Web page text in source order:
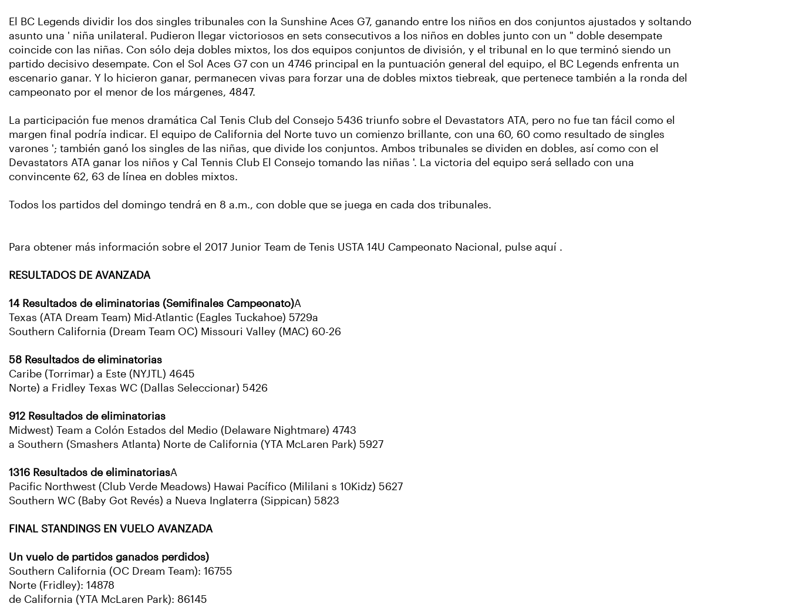
El BC Legends dividir los dos singles tribunales con la Sunshine Aces G7, ganando entre los niños en dos conjuntos ajustados y soltando
asunto una ' niña unilateral. Pudieron llegar victoriosos en sets consecutivos a los niños en dobles junto con un " doble desempate
coincide con las niñas. Con sólo deja dobles mixtos, los dos equipos conjuntos de división, y el tribunal en lo que terminó siendo un
partido decisivo desempate. Con el Sol Aces G7 con un 4746 principal en la puntuación general del equipo, el BC Legends enfrenta un
escenario ganar. Y lo hicieron ganar, permanecen vivas para forzar una de dobles mixtos tiebreak, que pertenece también a la ronda del
campeonato por el menor de los márgenes, 4847.
La participación fue menos dramática Cal Tenis Club del Consejo 5436 triunfo sobre el Devastators ATA, pero no fue tan fácil como el
margen final podría indicar. El equipo de California del Norte tuvo un comienzo brillante, con una 60, 60 como resultado de singles
varones '; también ganó los singles de las niñas, que divide los conjuntos. Ambos tribunales se dividen en dobles, así como con el
Devastators ATA ganar los niños y Cal Tennis Club El Consejo tomando las niñas '. La victoria del equipo será sellado con una
convincente 62, 63 de línea en dobles mixtos.
Todos los partidos del domingo tendrá en 8 a.m., con doble que se juega en cada dos tribunales.
Para obtener más información sobre el 2017 Junior Team de Tenis USTA 14U Campeonato Nacional, pulse aquí .
RESULTADOS DE AVANZADA
14 Resultados de eliminatorias (Semifinales Campeonato)A
Texas (ATA Dream Team) Mid-Atlantic (Eagles Tuckahoe) 5729a
Southern California (Dream Team OC) Missouri Valley (MAC) 60-26
58 Resultados de eliminatorias
Caribe (Torrimar) a Este (NYJTL) 4645
Norte) a Fridley Texas WC (Dallas Seleccionar) 5426
912 Resultados de eliminatorias
Midwest) Team a Colón Estados del Medio (Delaware Nightmare) 4743
a Southern (Smashers Atlanta) Norte de California (YTA McLaren Park) 5927
1316 Resultados de eliminatoriasA
Pacific Northwest (Club Verde Meadows) Hawai Pacífico (Mililani s 10Kidz) 5627
Southern WC (Baby Got Revés) a Nueva Inglaterra (Sippican) 5823
FINAL STANDINGS EN VUELO AVANZADA
Un vuelo de partidos ganados perdidos)
Southern California (OC Dream Team): 16755
Norte (Fridley): 14878
de California (YTA McLaren Park): 86145